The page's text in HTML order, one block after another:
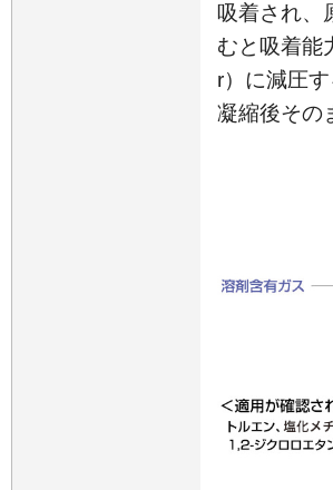
吸着され、
むと吸着能
r）に減圧
凝縮後その